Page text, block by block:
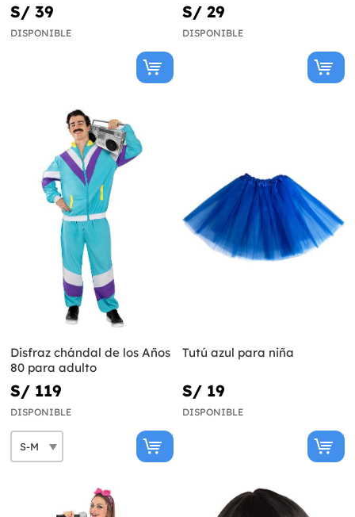
S/ 39
DISPONIBLE
S/ 29
DISPONIBLE
Disfraz chándal de los Años
80 para adulto
S/ 119
DISPONIBLE
Tutú azul para niña
S/ 19
DISPONIBLE